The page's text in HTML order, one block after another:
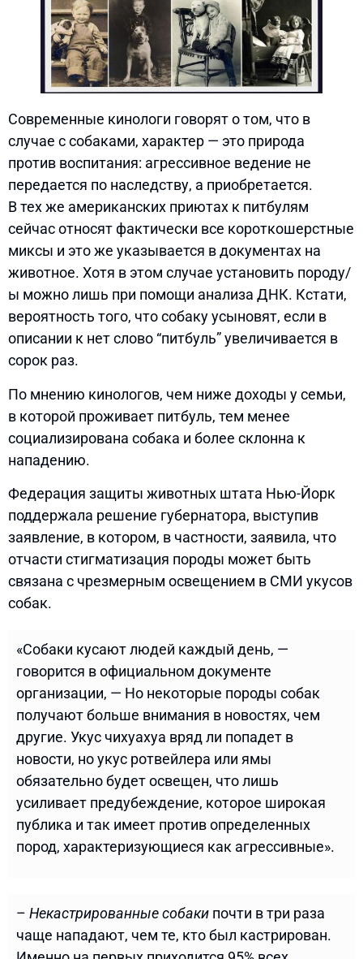
Современные кинологи говорят о том, что в
случае с собаками, характер — это природа
против воспитания: агрессивное ведение не
передается по наследству, а приобретается.
В тех же американских приютах к питбулям
сейчас относят фактически все короткошерстные
миксы и это же указывается в документах на
животное. Хотя в этом случае установить породу/
ы можно лишь при помощи анализа ДНК. Кстати,
вероятность того, что собаку усыновят, если в
описании к нет слово “питбуль” увеличивается в
сорок раз.
По мнению кинологов, чем ниже доходы у семьи,
в которой проживает питбуль, тем менее
социализирована собака и более склонна к
нападению.
Федерация защиты животных штата Нью-Йорк
поддержала решение губернатора, выступив
заявление, в котором, в частности, заявила, что
отчасти стигматизация породы может быть
связана с чрезмерным освещением в СМИ укусов
собак.
«Собаки кусают людей каждый день, —
говорится в официальном документе
организации, — Но некоторые породы собак
получают больше внимания в новостях, чем
другие. Укус чихуахуа вряд ли попадет в
новости, но укус ротвейлера или ямы
обязательно будет освещен, что лишь
усиливает предубеждение, которое широкая
публика и так имеет против определенных
пород, характеризующиеся как агрессивные».
– Некастрированные собаки почти в три раза
чаще нападают, чем те, кто был кастрирован.